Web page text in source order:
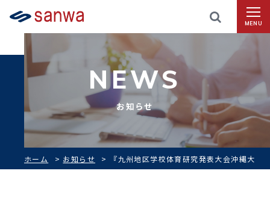
MENU
NEWS
お知らせ
ホーム > お知らせ >
『九州地区学校体育研究発表大会沖縄大